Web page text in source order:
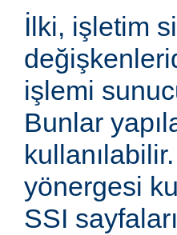
İlki, işletim
işlemi
Bunlar
yönergesi
SSI